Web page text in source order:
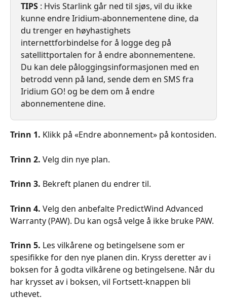
TIPS : Hvis Starlink går ned til sjøs, vil du ikke
kunne endre Iridium-abonnementene dine, da
du trenger en høyhastighets
internettforbindelse for å logge deg på
satellittportalen for å endre abonnementene.
Du kan dele påloggingsinformasjonen med en
betrodd venn på land, sende dem en SMS fra
Iridium GO! og be dem om å endre
abonnementene dine.
Trinn 1. Klikk på «Endre abonnement» på kontosiden.
Trinn 2. Velg din nye plan.
Trinn 3. Bekreft planen du endrer til.
Trinn 4. Velg den anbefalte PredictWind Advanced
Warranty (PAW). Du kan også velge å ikke bruke PAW.
Trinn 5. Les vilkårene og betingelsene som er
spesifikke for den nye planen din. Kryss deretter av i
boksen for å godta vilkårene og betingelsene. Når du
har krysset av i boksen, vil Fortsett-knappen bli
uthevet.